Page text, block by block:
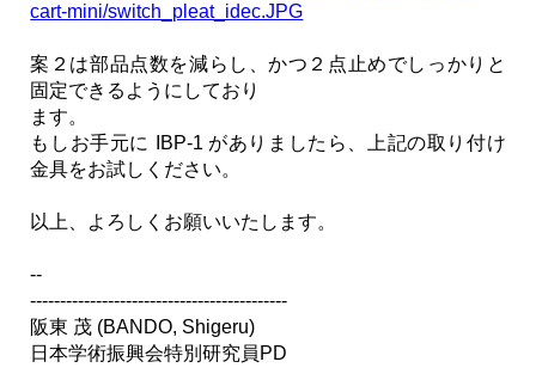
cart-mini/switch_pleat_idec.JPG
案２は部品点数を減らし、かつ２点止めでしっかりと
固定できるようにしており
ます。
もしお手元に IBP-1 がありましたら、上記の取り付け
金具をお試しください。
以上、よろしくお願いいたします。
--
-------------------------------------------
阪東 茂 (BANDO, Shigeru)
日本学術振興会特別研究員PD